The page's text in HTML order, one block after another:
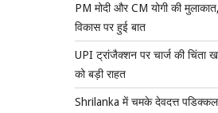
PM मोदी और CM योगी की
विकास पर हुई बात
UPI ट्रांजैक्शन पर चार्ज की चिंता
को बड़ी राहत
Shrilanka में चमके देवदत्त